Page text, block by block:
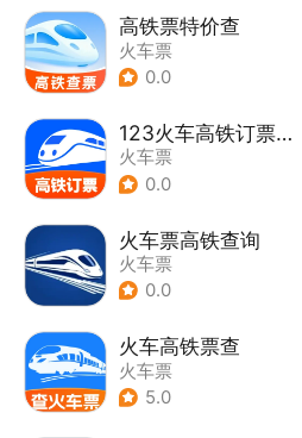
高铁票特价查
火车票
0.0
123火车高铁订票助手
火车票
0.0
火车票高铁查询
火车票
0.0
火车高铁票查
火车票
5.0